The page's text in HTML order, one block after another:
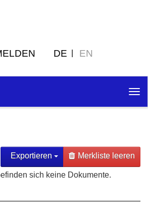
DE EN
Exportieren Merkliste leeren
sich keine Dokumente.